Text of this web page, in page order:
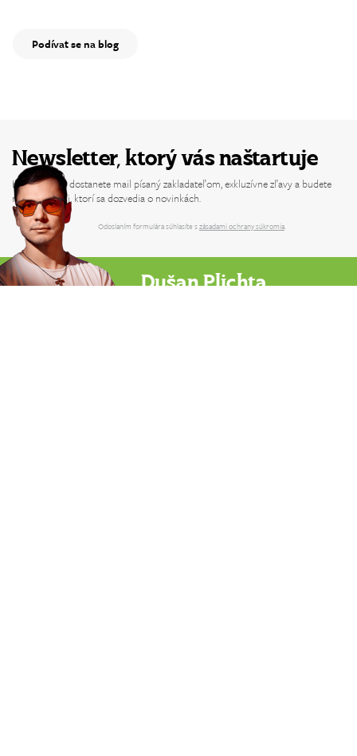
Podívat se na blog
Newsletter, ktorý vás naštartuje
Každý týždeň dostanete mail písaný zakladateľom, exkluzívne zľavy a budete
medzi prvými, ktorí sa dozvedia o novinkách.
Odoslaním formulára súhlasíte szásadami ochrany súkromia
Dušan Plichta